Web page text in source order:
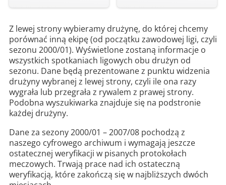
Z lewej strony wybieramy drużynę, do której chcemy
porównać inną ekipę (od początku zawodowej ligi, czyli
sezonu 2000/01). Wyświetlone zostaną informacje o
wszystkich spotkaniach ligowych obu drużyn od
sezonu. Dane będą prezentowane z punktu widzenia
drużyny wybranej z lewej strony, czyli ile ona razy
wygrała lub przegrała z rywalem z prawej strony.
Podobna wyszukiwarka znajduje się na podstronie
każdej drużyny.
Dane za sezony 2000/01 – 2007/08 pochodzą z
naszego cyfrowego archiwum i wymagają jeszcze
ostatecznej weryfikacji w pisanych protokołach
meczowych. Trwają prace nad ich ostateczną
weryfikacją, które zakończą się w najbliższych dwóch